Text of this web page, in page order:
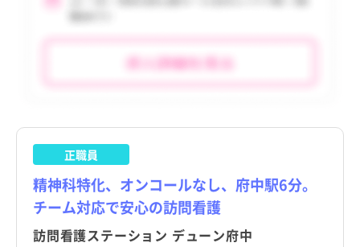
沖縄県
利島村
神津島村
三宅村
御蔵島村
八丈町
正職員
精神科特化、オンコールなし、府中駅6分。
チーム対応で安心の訪問看護
訪問看護ステーション デューン府中
沖縄県
利島村
神津島村
三宅村
御蔵島村
八丈町